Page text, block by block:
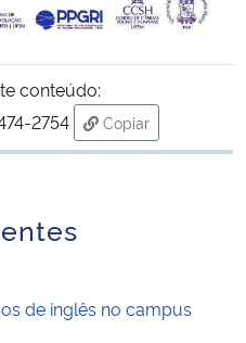
conteúdo:
2754
Copiar
para área de
de inglês no campus